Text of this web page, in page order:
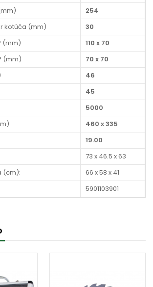
254
kotúča (mm)
30
(mm)
110 x 70
(mm)
70 x 70
46
45
5000
460 x 335
19.00
73 x 46.5 x 63
(cm):
66 x 58 x 41
5901103901